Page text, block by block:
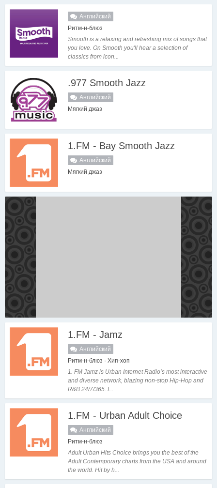
Английский
Ритм-н-блюз
Smooth is a relaxing and refreshing mix of songs that
you love. On Smooth you'll hear a selection of
classics from icon...
.977 Smooth Jazz
Английский
Мягкий джаз
1.FM - Bay Smooth Jazz
Английский
Мягкий джаз
1.FM - Jamz
Английский
Ритм-н-блюз · Хип-хоп
1. FM Jamz is Urban Internet Radio’s most interactive
and diverse network, blazing non-stop Hip-Hop and
R&B 24/7/365. I...
1.FM - Urban Adult Choice
Английский
Ритм-н-блюз
Adult Urban Hits Choice brings you the best of the
Adult Contemporary charts from the USA and around
the world. Hit by h...